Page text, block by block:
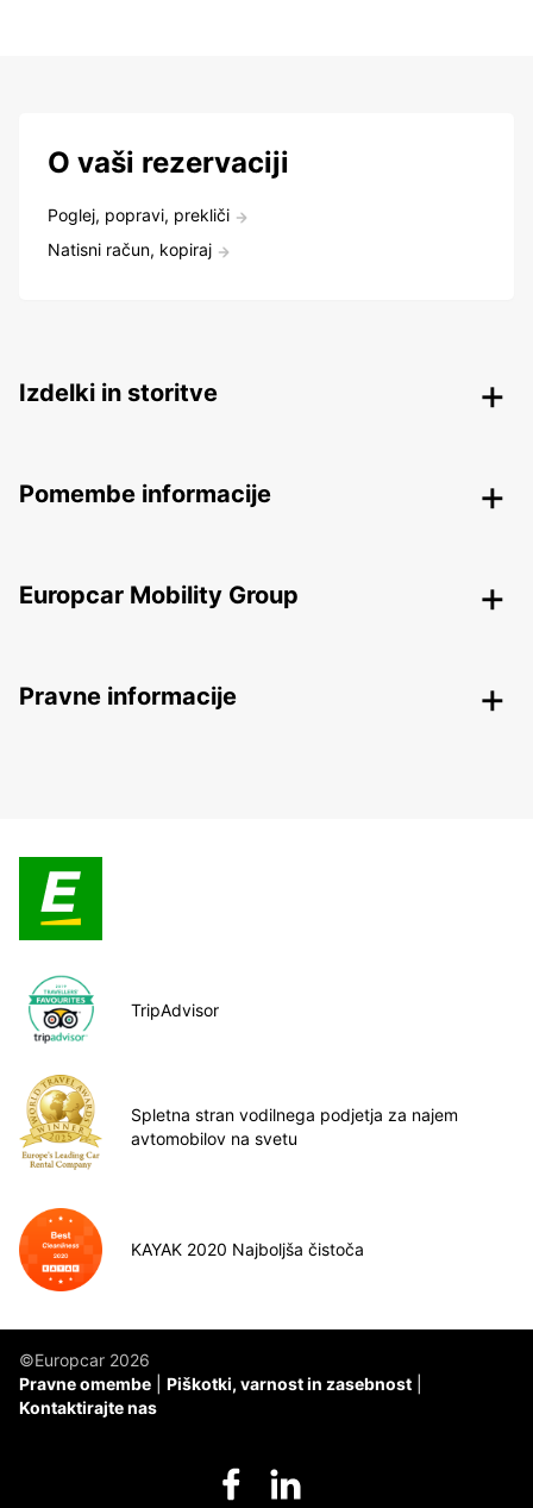
O vaši rezervaciji
Poglej, popravi, prekliči
Natisni račun, kopiraj
Izdelki in storitve
Pomembe informacije
Europcar Mobility Group
Pravne informacije
TripAdvisor
Spletna stran vodilnega podjetja za najem
avtomobilov na svetu
KAYAK 2020 Najboljša čistoča
©Europcar 2026
Pravne omembe
Piškotki, varnost in zasebnost
Kontaktirajte nas